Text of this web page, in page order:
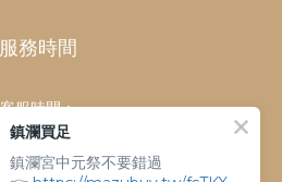
服務時間
客服時間：
上午9點～下午6點
客服電話：
鎮瀾買足
鎮瀾宮中元祭不要錯過